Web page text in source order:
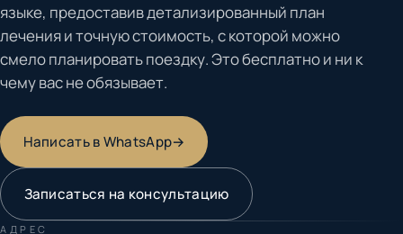
языке, предоставив детализированный план
лечения и точную стоимость, с которой можно
смело планировать поездку. Это бесплатно и ни к
чему вас не обязывает.
Написать в WhatsApp→
Записаться на консультацию
АДРЕС